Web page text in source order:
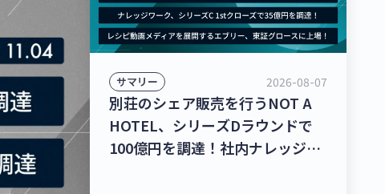
サマリー 2026-08-07
別荘のシェア販売を行うNOT A
HOTEL、シリーズDラウンドで
100億円を調達！社内ナレッジの